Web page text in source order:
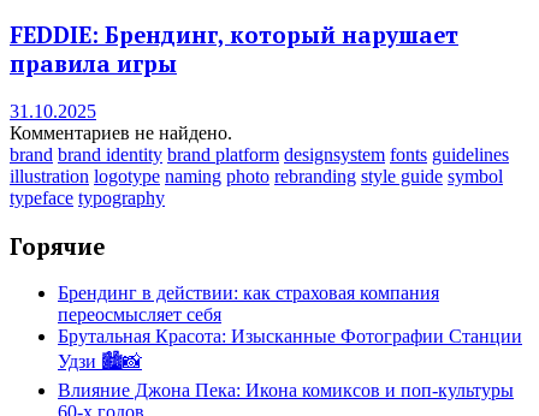
FEDDIE: Брендинг, который нарушает
правила игры
31.10.2025
Комментариев не найдено.
brand brand identity brand platform designsystem fonts guidelines
illustration logotype naming photo rebranding style guide symbol
typeface typography
Горячие
Брендинг в действии: как страховая компания
переосмысляет себя
Брутальная Красота: Изысканные Фотографии Станции
Удзи 🏙️📸
Влияние Джона Пека: Икона комиксов и поп-культуры